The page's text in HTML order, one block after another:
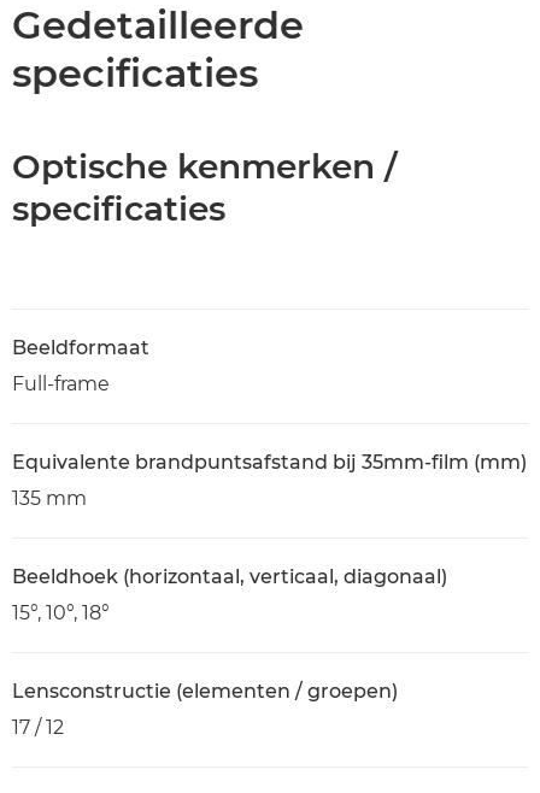
Gedetailleerde
specificaties
Optische kenmerken /
specificaties
Beeldformaat
Full-frame
Equivalente brandpuntsafstand bij 35mm-film (mm)
135 mm
Beeldhoek (horizontaal, verticaal, diagonaal)
15°, 10°, 18°
Lensconstructie (elementen / groepen)
17 / 12